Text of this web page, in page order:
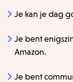
Je kan je dag
Je bent
Amazon.
Je bent